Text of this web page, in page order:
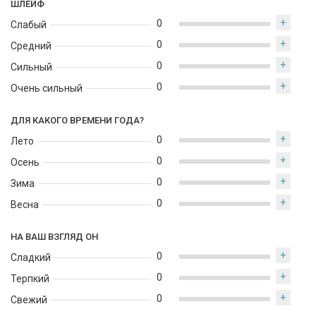
добавляя неповторимый шарм и уверенность.
ШЛЕЙФ
Слабый
Средний
Сильный
Очень сильный
0 +
0 +
0 +
0 +
ДЛЯ КАКОГО ВРЕМЕНИ ГОДА?
Лето
Осень
Зима
Весна
0 +
0 +
0 +
0 +
НА ВАШ ВЗГЛЯД ОН
Сладкий
Терпкий
Свежий
0 +
0 +
0 +